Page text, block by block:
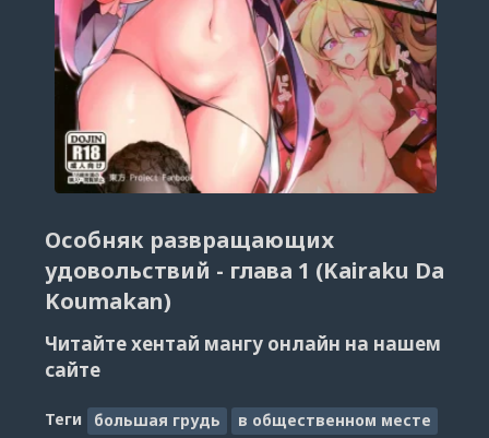
Особняк развращающих
удовольствий - глава 1 (Kairaku Da
Koumakan)
Читайте хентай мангу онлайн на нашем
сайте
Теги большая грудь
в общественном месте